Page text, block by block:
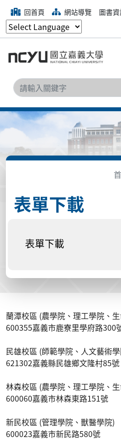
回首頁 網站導覽 圖書
表單下載
表單下載
蘭潭校區 (農學院、理工學院、
600355嘉義市鹿寮里學府路300
民雄校區 (師範學院、人文藝術
621302嘉義縣民雄鄉文隆村85號
林森校區 (農學院、理工學院、
600060嘉義市林森東路151號
新民校區 (管理學院、獸醫學院)
600023嘉義市新民路580號